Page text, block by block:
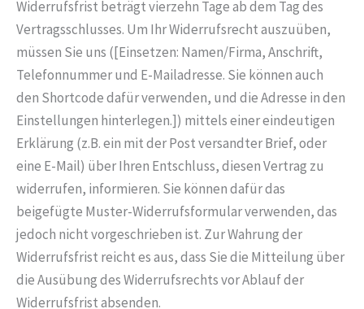
Widerrufsfrist beträgt vierzehn Tage ab dem Tag des
Vertragsschlusses. Um Ihr Widerrufsrecht auszuüben,
müssen Sie uns ([Einsetzen: Namen/Firma, Anschrift,
Telefonnummer und E-Mailadresse. Sie können auch
den Shortcode dafür verwenden, und die Adresse in den
Einstellungen hinterlegen.]) mittels einer eindeutigen
Erklärung (z.B. ein mit der Post versandter Brief, oder
eine E-Mail) über Ihren Entschluss, diesen Vertrag zu
widerrufen, informieren. Sie können dafür das
beigefügte Muster-Widerrufsformular verwenden, das
jedoch nicht vorgeschrieben ist. Zur Wahrung der
Widerrufsfrist reicht es aus, dass Sie die Mitteilung über
die Ausübung des Widerrufsrechts vor Ablauf der
Widerrufsfrist absenden.